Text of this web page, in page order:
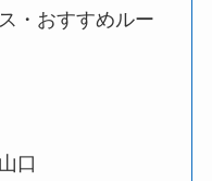
・おすすめルー
口